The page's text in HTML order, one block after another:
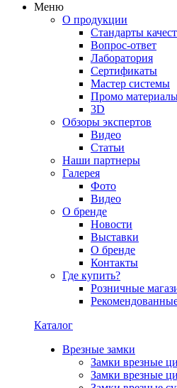
Меню
О продукции
Стандарты
Вопрос-ответ
Лаборатория
Сертификаты
Мастер системы
Промо
3D
Обзоры экспертов
Видео
Статьи
Наши партнеры
Галерея
Фото
Видео
О бренде
Новости
Выставки
О бренде
Контакты
Где купить?
Розничные
Каталог
Врезные замки
Замки врезные
Замки врезные